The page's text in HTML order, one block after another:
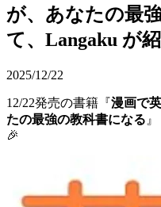
が、あなたの最
て、Langaku が
2025/12/22
12/22発売の書籍『漫画で
たの最強の教科書になる
🎉